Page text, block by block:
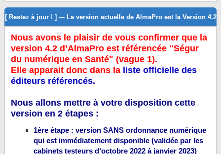
[ Restez à jour ! ] --- La version actuelle de AlmaPro est la Version 4.2
Nous avons le plaisir de vous confirmer que la
version 4.2 d’AlmaPro est référencée "Ségur
du numérique en Santé" (vague 1).
Elle apparait donc dans la liste officielle des
éditeurs référencés.
Nous allons mettre à votre disposition cette
version en 2 étapes :
1ère étape : version SANS ordonnance numérique
qui est immédiatement disponible (validée par les
cabinets testeurs d’octobre 2022 à janvier 2023)